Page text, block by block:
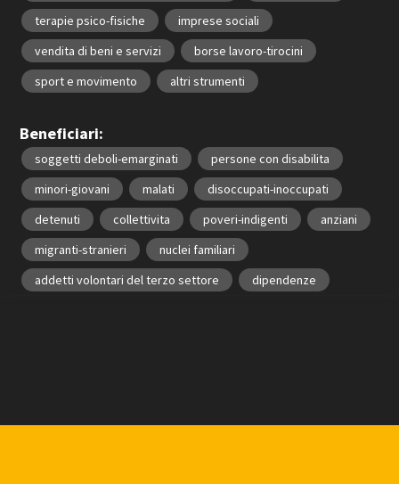
terapie psico-fisiche
imprese sociali
vendita di beni e servizi
borse lavoro-tirocini
sport e movimento
altri strumenti
Beneficiari:
soggetti deboli-emarginati
persone con disabilita
minori-giovani
malati
disoccupati-inoccupati
detenuti
collettivita poveri-indigenti
anziani
migranti-stranieri
nuclei familiari
addetti volontari del terzo settore
dipendenze